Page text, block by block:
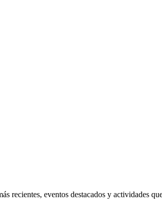
recientes, eventos destacados y actividades